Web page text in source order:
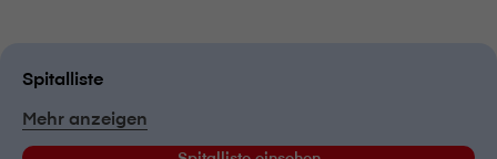
Spitalliste
Mehr anzeigen